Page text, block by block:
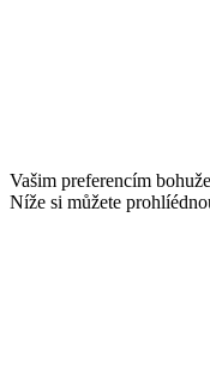
Vašim preferencím
Níže si můžete